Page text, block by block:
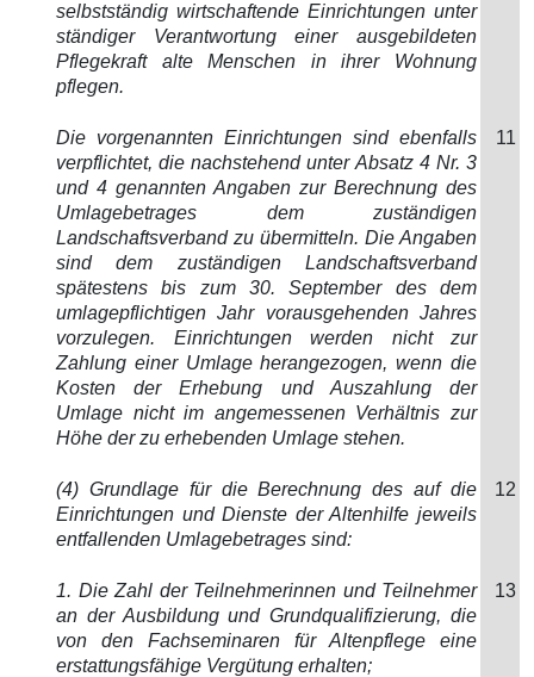
selbstständig wirtschaftende Einrichtungen unter
ständiger Verantwortung einer ausgebildeten
Pflegekraft alte Menschen in ihrer Wohnung
pflegen.
Die vorgenannten Einrichtungen sind ebenfalls
verpflichtet, die nachstehend unter Absatz 4 Nr. 3
und 4 genannten Angaben zur Berechnung des
Umlagebetrages dem zuständigen
Landschaftsverband zu übermitteln. Die Angaben
sind dem zuständigen Landschaftsverband
spätestens bis zum 30. September des dem
umlagepflichtigen Jahr vorausgehenden Jahres
vorzulegen. Einrichtungen werden nicht zur
Zahlung einer Umlage herangezogen, wenn die
Kosten der Erhebung und Auszahlung der
Umlage nicht im angemessenen Verhältnis zur
Höhe der zu erhebenden Umlage stehen.
11
(4) Grundlage für die Berechnung des auf die
Einrichtungen und Dienste der Altenhilfe jeweils
entfallenden Umlagebetrages sind:
12
1. Die Zahl der Teilnehmerinnen und Teilnehmer
an der Ausbildung und Grundqualifizierung, die
von den Fachseminaren für Altenpflege eine
erstattungsfähige Vergütung erhalten;
13